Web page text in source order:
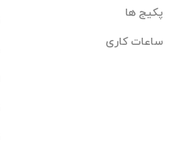
پکیج ها
ساعات کاری